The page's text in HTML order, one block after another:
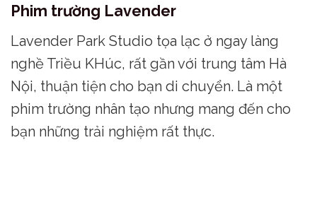
Phim trường Lavender
Lavender Park Studio tọa lạc ở ngay làng
nghề Triều KHúc, rất gần với trung tâm Hà
Nội, thuận tiện cho bạn di chuyển. Là một
phim trường nhân tạo nhưng mang đến cho
bạn những trải nghiệm rất thực.